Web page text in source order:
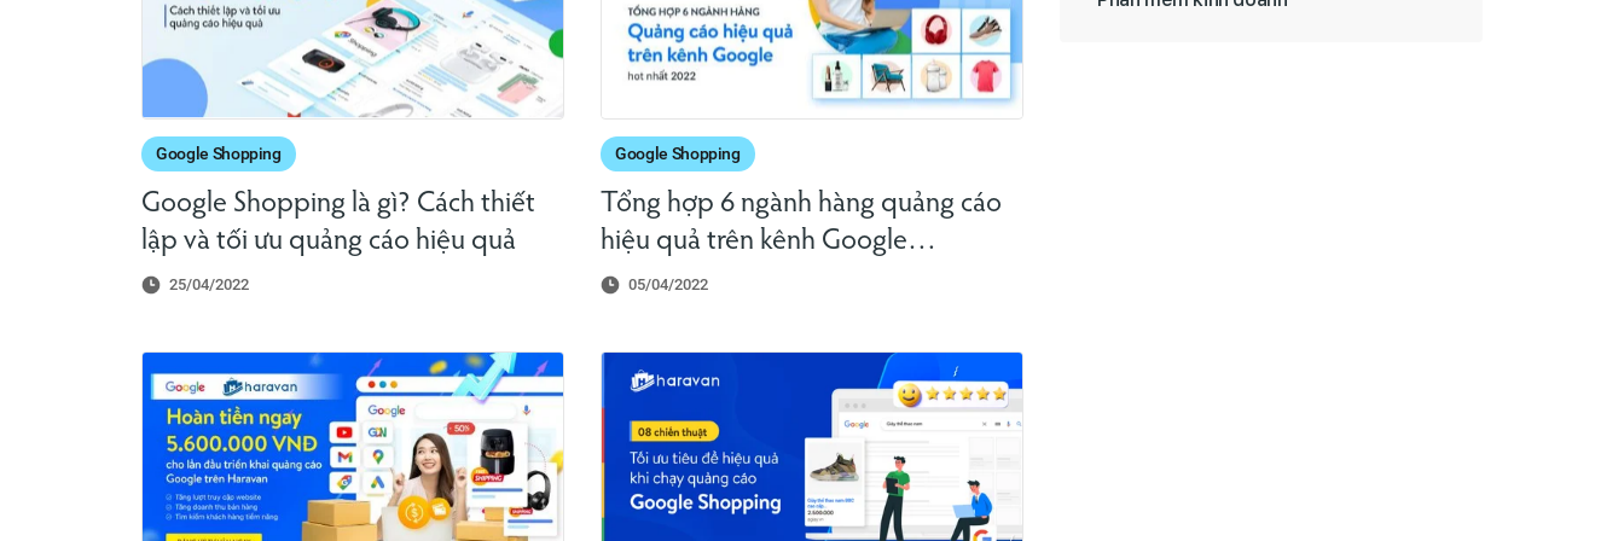
Google Shopping
Google Shopping là gì? Cách thiết
lập và tối ưu quảng cáo hiệu quả
25/04/2022
Google Shopping
Tổng hợp 6 ngành hàng quảng cáo
hiệu quả trên kênh Google
Shopping hot nhất 2022
05/04/2022